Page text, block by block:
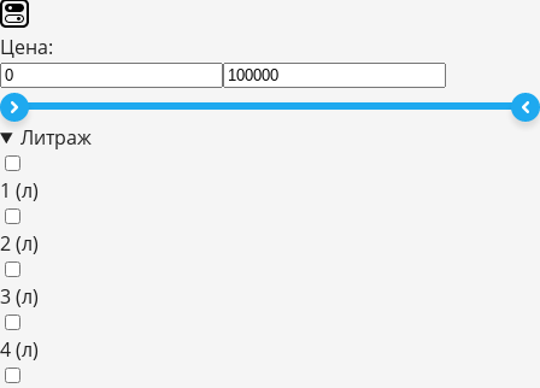
Цена:
Литраж
1 (л)
2(л)
3(л)
4(л)